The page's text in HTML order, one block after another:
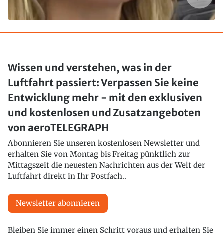
Wissen und verstehen, was in der
Luftfahrt passiert: Verpassen Sie keine
Entwicklung mehr - mit den exklusiven
und kostenlosen und Zusatzangeboten
von aeroTELEGRAPH
Abonnieren Sie unseren kostenlosen Newsletter und
erhalten Sie von Montag bis Freitag pünktlich zur
Mittagszeit die neuesten Nachrichten aus der Welt der
Luftfahrt direkt in Ihr Postfach..
Newsletter abonnieren
Bleiben Sie immer einen Schritt voraus und erhalten Sie